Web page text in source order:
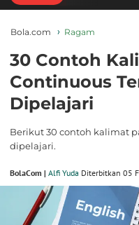
Bola.com Ragam
30 Contoh
Continuous
Dipelajari
Berikut 30 contoh kalimat
dipelajari.
BolaCom | Alfi Yuda Diterbitkan 05